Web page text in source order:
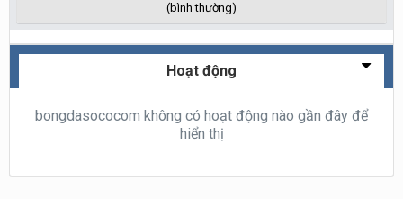
(bình thường)
Hoạt động
bongdasococom không có hoạt động nào gần đây để
hiển thị